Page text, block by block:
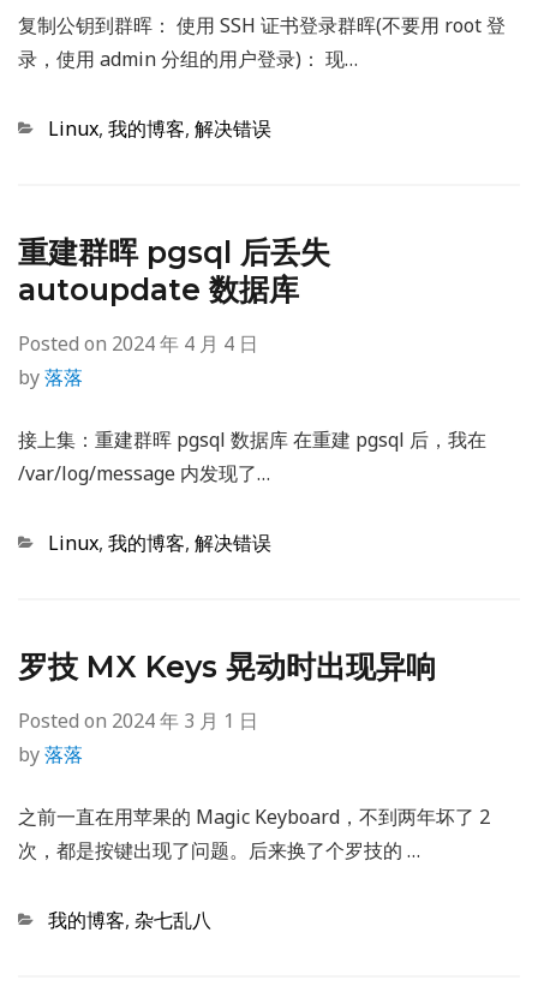
复制公钥到群晖： 使用 SSH 证书登录群晖(不要用 root 登
录，使用 admin 分组的用户登录)： 现…
Categories
Linux, 我的博客, 解决错误
重建群晖 pgsql 后丢失
autoupdate 数据库
Posted on 2024 年 4 月 4 日
by落落
接上集：重建群晖 pgsql 数据库 在重建 pgsql 后，我在
/var/log/message 内发现了…
Categories
Linux, 我的博客, 解决错误
罗技 MX Keys 晃动时出现异响
Posted on 2024 年 3 月 1 日
by落落
之前一直在用苹果的 Magic Keyboard，不到两年坏了 2
次，都是按键出现了问题。后来换了个罗技的 …
Categories
我的博客, 杂七乱八